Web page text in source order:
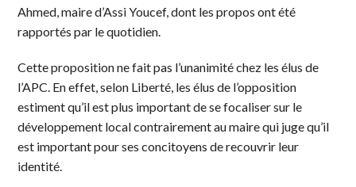
Ahmed, maire d’Assi Youcef, dont les propos ont été
rapportés par le quotidien.
Cette proposition ne fait pas l’unanimité chez les élus de
l’APC. En effet, selon Liberté, les élus de l’opposition
estiment qu’il est plus important de se focaliser sur le
développement local contrairement au maire qui juge qu’il
est important pour ses concitoyens de recouvrir leur
identité.